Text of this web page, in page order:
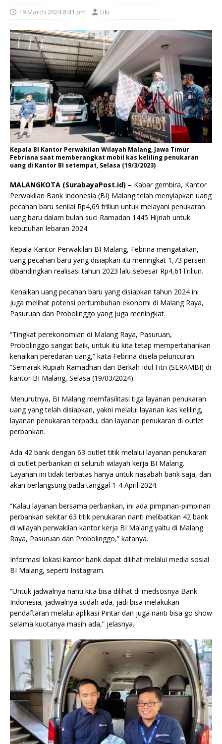
19 March 2024 8:41 pm Uki
Kepala BI Kantor Perwakilan Wilayah Malang, Jawa Timur
Febriana saat memberangkat mobil kas keliling penukaran
uang di Kantor BI setempat, Selasa (19/3/2023)
MALANGKOTA (SurabayaPost.id) – Kabar gembira, Kantor
Perwakilan Bank Indonesia (BI) Malang telah menyiapkan uang
pecahan baru senilai Rp4,69 triliun untuk melayani penukaran
uang baru dalam bulan suci Ramadan 1445 Hijriah untuk
kebutuhan lebaran 2024.
Kepala Kantor Perwakilan BI Malang, Febrina mengatakan,
uang pecahan baru yang disiapkan itu meningkat 1,73 persen
dibandingkan realisasi tahun 2023 lalu sebesar Rp4,61Triliun.
Kenaikan uang pecahan baru yang disiapkan tahun 2024 ini
juga melihat potensi pertumbuhan ekonomi di Malang Raya,
Pasuruan dan Probolinggo yang juga meningkat.
“Tingkat perekonomian di Malang Raya, Pasuruan,
Probolinggo sangat baik, untuk itu kita tetap mempertahankan
kenaikan peredaran uang,” kata Febrina disela peluncuran
“Semarak Rupiah Ramadhan dan Berkah Idul Fitri (SERAMBI) di
kantor BI Malang, Selasa (19/03/2024).
Menurutnya, BI Malang memfasilitasi tiga layanan penukaran
uang yang telah disiapkan, yakni melalui layanan kas keliling,
layanan penukaran terpadu, dan layanan penukaran di outlet
perbankan.
Ada 42 bank dengan 63 outlet titik melalui layanan penukaran
di outlet perbankan di seluruh wilayah kerja BI Malang.
Layanan ini tidak terbatas hanya untuk nasabah bank saja, dan
akan berlangsung pada tanggal 1-4 April 2024.
“Kalau layanan bersama perbankan, ini ada pimpinan-pimpinan
perbankan sekitar 63 titik penukaran nanti melibatkan 42 bank
di wilayah perwakilan kantor kerja BI Malang yaitu di Malang
Raya, Pasuruan dan Probolinggo,” katanya.
Informasi lokasi kantor bank dapat dilihat melalui media sosial
BI Malang, seperti Instagram.
“Untuk jadwalnya nanti kita bisa dilihat di medsosnya Bank
Indonesia, jadwalnya sudah ada, jadi bisa melakukan
pendaftaran melalui aplikasi Pintar dan juga nanti bisa go show
selama kuotanya masih ada,” jelasnya.